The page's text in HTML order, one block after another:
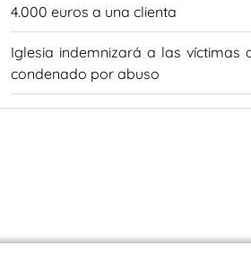
4.000 euros a una clienta
Iglesia indemnizará a las víctimas
condenado por abuso